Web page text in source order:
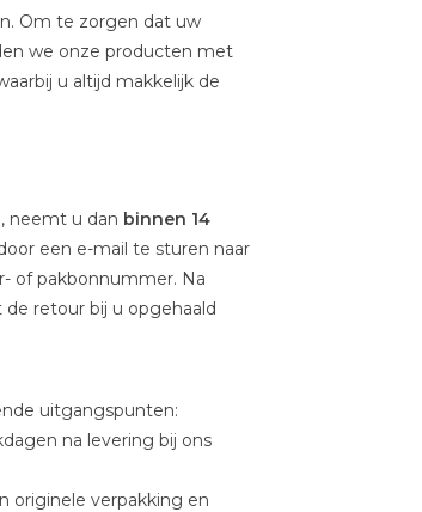
Om te zorgen dat uw
we onze producten met
u altijd makkelijk de
neemt u dan binnen 14
een e-mail te sturen naar
of pakbonnummer. Na
retour bij u opgehaald
uitgangspunten:
na levering bij ons
originele verpakking en